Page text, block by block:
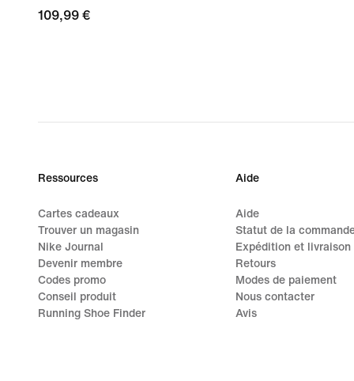
109,99 €
109,99 €
Ressources
Cartes cadeaux
Trouver un magasin
Nike Journal
Devenir membre
Codes promo
Conseil produit
Running Shoe Finder
Aide
Aide
Statut de la
Expédition et livraison
Retours
Modes de paiement
Nous contacter
Avis